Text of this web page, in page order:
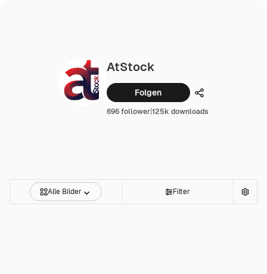
AtStock
Folgen Teilen
696 follower|125k downloads
Alle Bilder Filter